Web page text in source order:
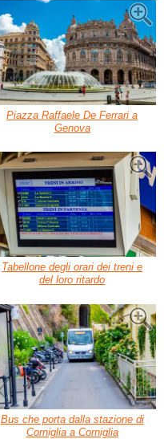
Piazza Raffaele De Ferrari a
Genova
Tabellone degli orari dei treni e
del loro ritardo
Bus che porta dalla stazione di
Corniglia a Corniglia